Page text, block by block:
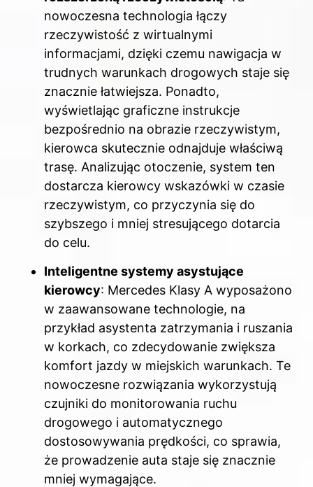
nowoczesna technologia łączy
rzeczywistość z wirtualnymi
informacjami, dzięki czemu nawigacja w
trudnych warunkach drogowych staje się
znacznie łatwiejsza. Ponadto,
wyświetlając graficzne instrukcje
bezpośrednio na obrazie rzeczywistym,
kierowca skutecznie odnajduje właściwą
trasę. Analizując otoczenie, system ten
dostarcza kierowcy wskazówki w czasie
rzeczywistym, co przyczynia się do
szybszego i mniej stresującego dotarcia
do celu.
Inteligentne systemy asystujące
kierowcy: Mercedes Klasy A wyposażono
w zaawansowane technologie, na
przykład asystenta zatrzymania i ruszania
w korkach, co zdecydowanie zwiększa
komfort jazdy w miejskich warunkach. Te
nowoczesne rozwiązania wykorzystują
czujniki do monitorowania ruchu
drogowego i automatycznego
dostosowywania prędkości, co sprawia,
że prowadzenie auta staje się znacznie
mniej wymagające.